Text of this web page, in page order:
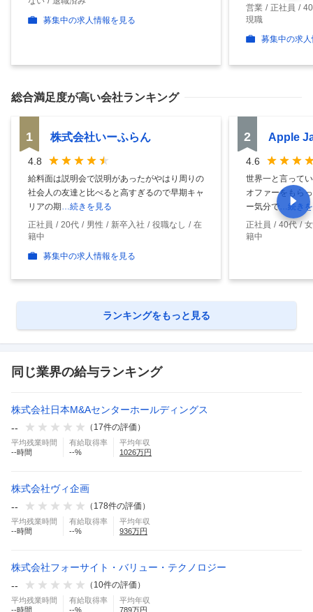
募集中の求人情報を見る
営業
正社員
現職
募集中の求
総合満足度が高い会社ランキング
1 株式会社いーふらん
4.8
給料面は説明会で説明があったがやはり周りの
社会人の友達と比べると高すぎるので早期キャ
リアの期…続きを見る
正社員
20代 男性 新卒入社 役職なし
在
籍中
募集中の求人情報を見る
2 Apple
4.6
世界一と言って
オファーをもら
ー気分で…続き
正社員
40代
籍中
ランキングをもっと見る
同じ業界の給与ランキング
株式会社日本M&Aセンターホールディングス
--
（ 17件の評価）
平均残業時間
--時間
有給取得率
--%
平均年収
1026万円
株式会社ヴィ企画
--
（ 178件の評価）
平均残業時間
--時間
有給取得率
--%
平均年収
936万円
株式会社フォーサイト・バリュー・テクノロジー
--
（ 10件の評価）
平均残業時間
--時間
有給取得率
--%
平均年収
789万円